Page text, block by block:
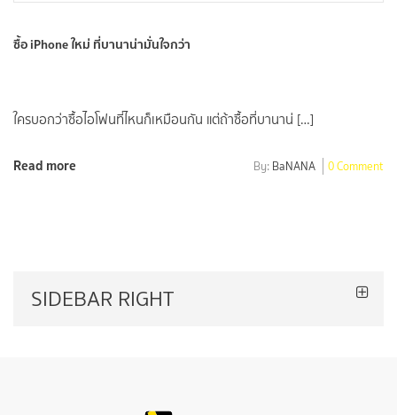
ซื้อ iPhone ใหม่ ที่บานาน่ามั่นใจกว่า
ใครบอกว่าซื้อไอโฟนที่ไหนก็เหมือนกัน แต่ถ้าซื้อที่บานาน่ […]
Read more By: BaNANA 0 Comment
SIDEBAR RIGHT